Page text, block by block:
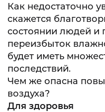
Как недостаточно
скажется
состоянии людей и
переизбыток
будет иметь
последствий.
Чем же опасна
воздуха?
Для здоровья